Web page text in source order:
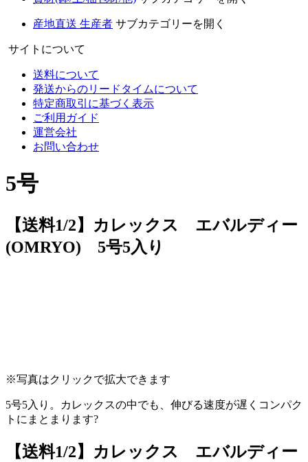
産地直送 生産者 サブカテゴリーを開く
サイトについて
送料について
発送からのリードタイムについて
特定商取引に基づく表示
ご利用ガイド
運営会社
お問い合わせ
5号
【送料1/2】カレックス エバルディー
(OMRYO) 5号5入り
※写真はクリックで拡大できます
5号5入り。カレックスの中でも、伸びる速度が遅くコンパク
トにまとまります?
【送料1/2】カレックス エバルディー